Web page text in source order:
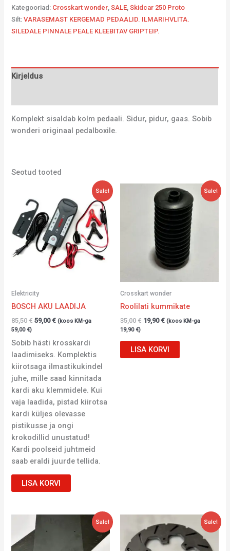
Kategooriad: Crosskart wonder ,SALE ,Skidcar 250 Proto
Silt:VARASEMAST KERGEMAD PEDAALID. ILMARIHVLITA.
SILEDALE PINNALE PEALE KLEEBITAV GRIPTEIP.
Kirjeldus
Komplekt sisaldab kolm pedaali. Sidur, pidur, gaas. Sobib
wonderi originaal pedalboxile.
Seotud tooted
Sale!
Elektricity
BOSCH AKU LAADIJA
85,50€
oli:
85,50 €.
59,00€
is:
59,00 €.
(koos KM-ga
59,00 €)
Sobib hästi krosskardi
laadimiseks. Komplektis
kiirotsaga ilmastikukindel
juhe, mille saad kinnitada
kardi aku klemmidele. Kui
vaja laadida, pistad kiirotsa
kardi küljes olevasse
pistikusse ja ongi
krokodillid unustatud!
Kardi poolseid juhtmeid
saab eraldi juurde tellida.
LISA KORVI
Sale!
Crosskart wonder
Roolilati kummikate
35,00€
hind
35,00 €.
19,90€
Current
price
is:
19,90 €.
(koos KM-ga
19,90 €)
LISA KORVI
Sale!
Algne
hind
Sale!
hind
oli:
51,00 €.
price
is:
39,00 €.